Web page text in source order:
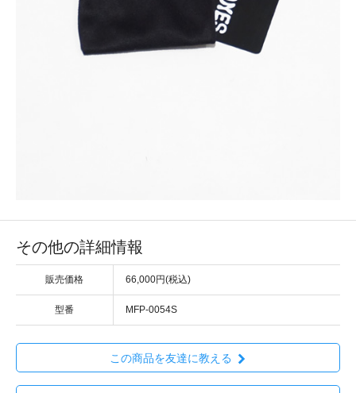
その他の詳細情報
販売価格 66,000円(税込)
型番 MFP-0054S
この商品を友達に教える